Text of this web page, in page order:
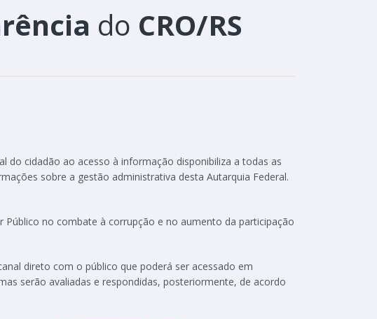
do CRO/RS
do cidadão ao acesso à informação disponibiliza a todas as
sobre a gestão administrativa desta Autarquia Federal.
Público no combate à corrupção e no aumento da participação
direto com o público que poderá ser acessado em
serão avaliadas e respondidas, posteriormente, de acordo